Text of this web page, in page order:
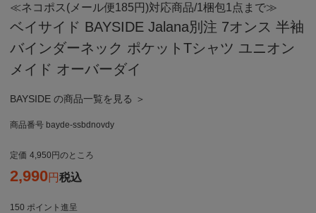
≪ネコポス(メール便185円)対応商品/1梱包1点まで≫
ベイサイド BAYSIDE Jalana別注 7オンス 半袖
バインダーネック ポケットTシャツ ユニオン
メイド オーバーダイ
BAYSIDE の商品一覧を見る ＞
商品番号 bayde-ssbdnovdy
定価 4,950 のところ
2,990 税込
150 ポイント進呈